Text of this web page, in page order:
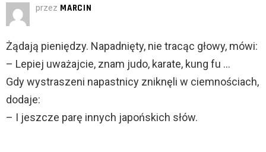
przez MARCIN
Żądają pieniędzy. Napadnięty, nie tracąc głowy, mówi:
– Lepiej uważajcie, znam judo, karate, kung fu …
Gdy wystraszeni napastnicy zniknęli w ciemnościach,
dodaje:
– I jeszcze parę innych japońskich słów.